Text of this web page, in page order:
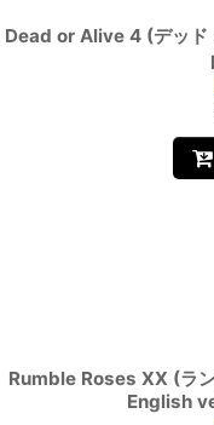
Dead or Alive 4 (デッ
Rumble Roses XX (ラ
English